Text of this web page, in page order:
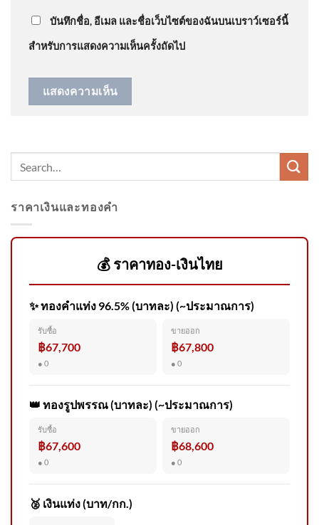
กรถพ่ว 2026-08-08 02:27:00
น้ำดีต่อเนื่อง
สำนักข่าววันนิวส์
🌎โลกทุกวันนี้เปลี่ยนแปลงไป
อย่างรวดเร็ว ทักษะที่เคยใช้ได้
บันทึกชื่อ, อีเมล และชื่อเว็บไซต์ของฉันบนเบราว์เซอร์นี้
สำหรับการแสดงความเห็นครั้งถัดไป
ราคาเงินและทองคำ
💰 ราคาทอง-เงินไทย
✨ ทองคำแท่ง 96.5% (บาทละ) (~ประมาณการ)
รับซื้อ
฿67,700
● 0
ขายออก
฿67,800
● 0
👑 ทองรูปพรรณ (บาทละ) (~ประมาณการ)
รับซื้อ
฿67,600
● 0
ขายออก
฿68,600
● 0
🥈 เงินแท่ง (บาท/กก.)